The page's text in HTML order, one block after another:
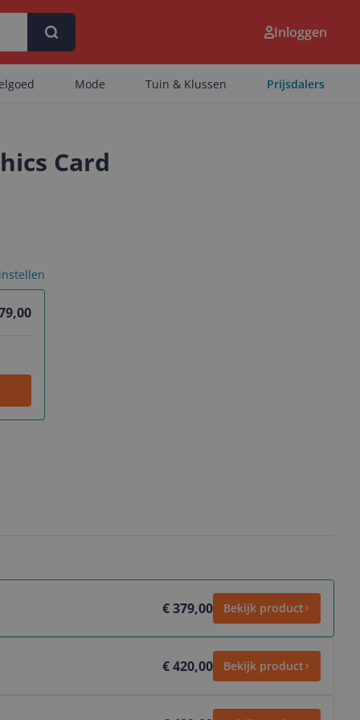
Inloggen
Mode Tuin & Klussen Prijsdalers
Card
€ 379,00 Bekijk product
€ 420,00 Bekijk product